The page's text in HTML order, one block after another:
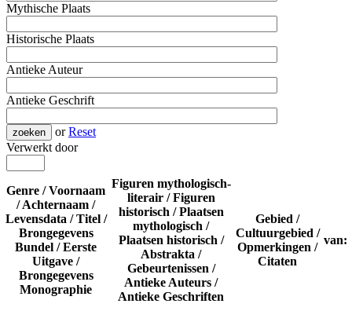
Mythische Plaats
Historische Plaats
Antieke Auteur
Antieke Geschrift
orReset
Verwerkt door
Genre / Voornaam
/ Achternaam /
Levensdata / Titel /
Brongegevens
Bundel / Eerste
Uitgave /
Brongegevens
Monographie
Figuren mythologisch-
literair / Figuren
historisch / Plaatsen
mythologisch /
Plaatsen historisch /
Abstrakta /
Gebeurtenissen /
Antieke Auteurs /
Antieke Geschriften
Gebied /
Cultuurgebied /
Opmerkingen /
Citaten
van: